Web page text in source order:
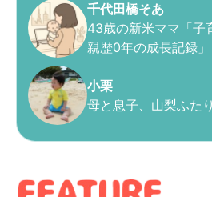
千代田橋そあ
43歳の新米ママ「子
親歴0年の成長記録」
小栗
母と息子、山梨ふた